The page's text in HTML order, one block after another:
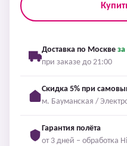
Доставка по Москве за
при заказе до 21:00
Скидка 5% при
м. Бауманская /
Гарантия полёта
от 3 дней – обработка